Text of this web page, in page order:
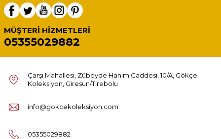
MÜŞTERI HIZMETLERI
05355029882
Çarşı Mahallesi, Zübeyde Hanım Caddesi, 10/A, Gökçe
Koleksiyon, Giresun/Tirebolu
info@gokcekoleksiyon.com
05355029882